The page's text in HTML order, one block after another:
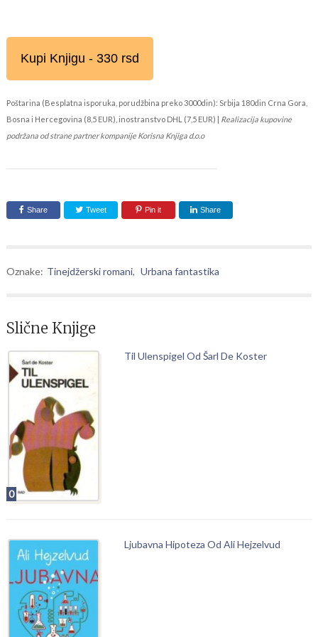
Kupi Knjigu - 330 rsd
Poštarina (Besplatna isporuka, porudžbina preko 3000din): Srbija 180din Crna Gora,
Bosna i Hercegovina (8,5 EUR), inostranstvo DHL (7,5 EUR) | Realizacija kupovine
podržana od strane partner kompanije Korisna Knjiga d.o.o
Share Tweet Pin it Share
Oznake: Tinejdžerski romani, Urbana fantastika
Slične Knjige
0
Til Ulenspigel Od Šarl De Koster
Ljubavna Hipoteza Od Ali Hejzelvud